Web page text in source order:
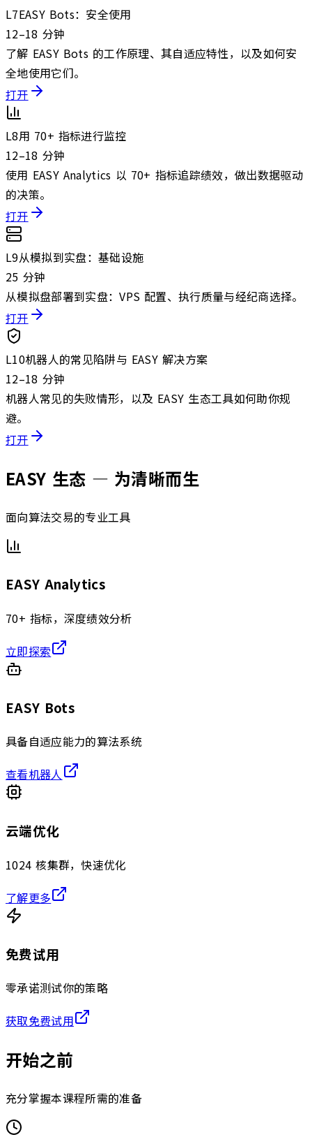
L7EASY Bots：安全使用
12–18 分钟
了解 EASY Bots 的工作原理、其自适应特性，以及如何安
全地使用它们。
打开
L8用 70+ 指标进行监控
12–18 分钟
使用 EASY Analytics 以 70+ 指标追踪绩效，做出数据驱动
的决策。
打开
L9从模拟到实盘：基础设施
25 分钟
从模拟盘部署到实盘：VPS 配置、执行质量与经纪商选择。
打开
L10机器人的常见陷阱与 EASY 解决方案
12–18 分钟
机器人常见的失败情形，以及 EASY 生态工具如何助你规
避。
打开
EASY 生态 — 为清晰而生
面向算法交易的专业工具
EASY Analytics
70+ 指标，深度绩效分析
立即探索
EASY Bots
具备自适应能力的算法系统
查看机器人
云端优化
1024 核集群，快速优化
了解更多
免费试用
零承诺测试你的策略
获取免费试用
开始之前
充分掌握本课程所需的准备